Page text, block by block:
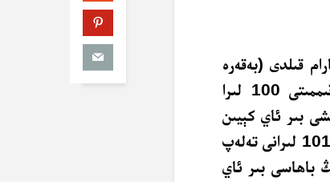
قىلدى (بەقەرە
ئېلىم-سېتىم باشقا، جازانىخورلۇق باشقىدۇر. قىممىتى 100 لىرا
لىراغا ساتقان كىشى بىر ئاي كېيىن
سېتىۋالغان كىشىدىن ئۇ مالنى تەلەپ قىلالمايدۇ. ئۇ پەقەت 101 لىرانى تەلەپ
باھاسى بىر ئاي